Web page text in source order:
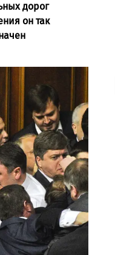
дорог
он так